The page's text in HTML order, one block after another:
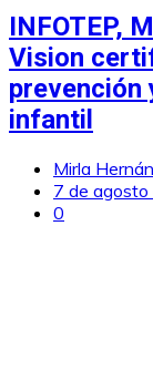
INFOTEP,
Vision
prevención
infantil
Mirla
7 de
0